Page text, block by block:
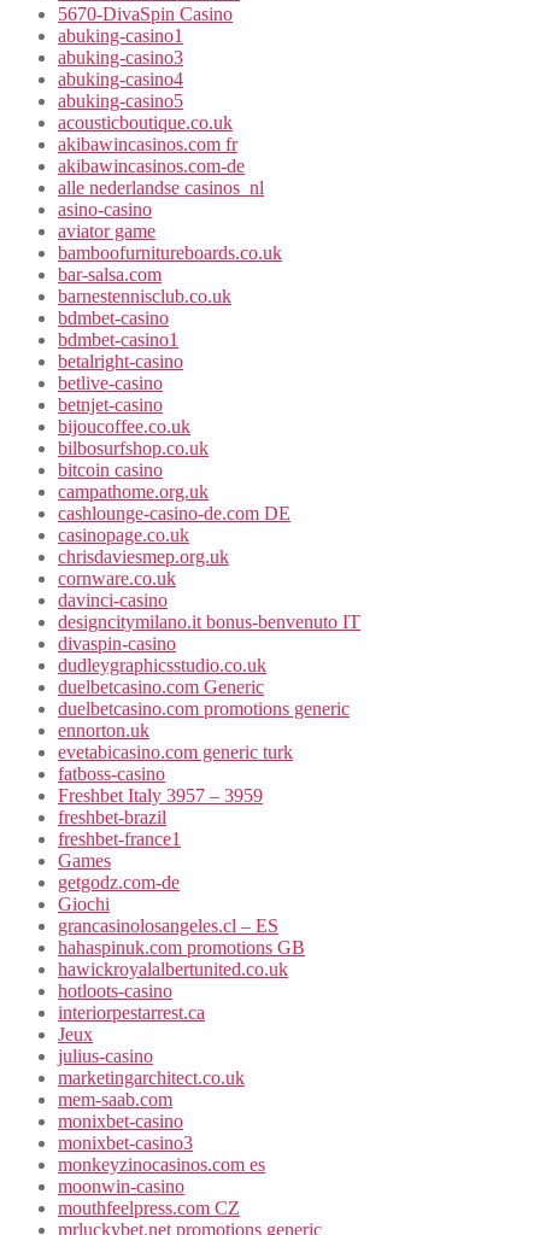
5670-DivaSpin Casino
abuking-casino1
abuking-casino3
abuking-casino4
abuking-casino5
acousticboutique.co.uk
akibawincasinos.com fr
akibawincasinos.com-de
alle nederlandse casinos_nl
asino-casino
aviator game
bamboofurnitureboards.co.uk
bar-salsa.com
barnestennisclub.co.uk
bdmbet-casino
bdmbet-casino1
betalright-casino
betlive-casino
betnjet-casino
bijoucoffee.co.uk
bilbosurfshop.co.uk
bitcoin casino
campathome.org.uk
cashlounge-casino-de.com DE
casinopage.co.uk
chrisdaviesmep.org.uk
cornware.co.uk
davinci-casino
designcitymilano.it bonus-benvenuto IT
divaspin-casino
dudleygraphicsstudio.co.uk
duelbetcasino.com Generic
duelbetcasino.com promotions generic
ennorton.uk
evetabicasino.com generic turk
fatboss-casino
Freshbet Italy 3957 – 3959
freshbet-brazil
freshbet-france1
Games
getgodz.com-de
Giochi
grancasinolosangeles.cl – ES
hahaspinuk.com promotions GB
hawickroyalalbertunited.co.uk
hotloots-casino
interiorpestarrest.ca
Jeux
julius-casino
marketingarchitect.co.uk
mem-saab.com
monixbet-casino
monixbet-casino3
monkeyzinocasinos.com es
moonwin-casino
mouthfeelpress.com CZ
mrluckybet.net promotions generic